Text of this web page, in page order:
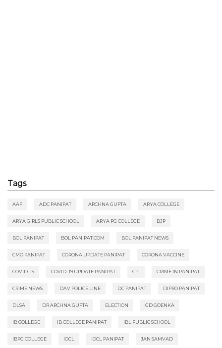
Tags
AAP ADC PANIPAT ARCHNA GUPTA ARYA COLLEGE
ARYA GIRLS PUBLIC SCHOOL ARYA PG COLLEGE BJP
BOL PANIPAT BOL PANIPAT.COM BOL PANIPAT NEWS
CMO PANIPAT CORONA UPDATE PANIPAT CORONA VACCINE
COVID-19 COVID-19 UPDATE PANIPAT CPI CRIME IN PANIPAT
CRIME NEWS DAV POLICE LINE DC PANIPAT DIPRO PANIPAT
DLSA DR ARCHNA GUPTA ELECTION GD GOENKA
IB COLLEGE IB COLLEGE PANIPAT IBL PUBLIC SCHOOL
IBPG COLLEGE IOCL IOCL PANIPAT JAN SAMVAD